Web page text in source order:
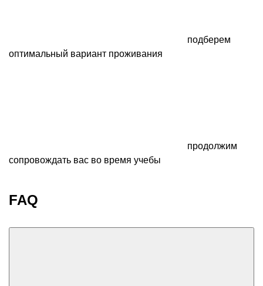
подберем
оптимальный вариант проживания
продолжим
сопровождать вас во время учебы
FAQ